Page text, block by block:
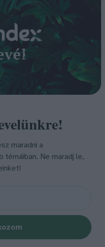
maradni a
Ne maradj le,